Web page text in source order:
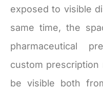
exposed to visible
same time, the
pharmaceutical
custom prescription
be visible both